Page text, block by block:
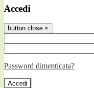
Accedi
button close ×
Password dimenticata?